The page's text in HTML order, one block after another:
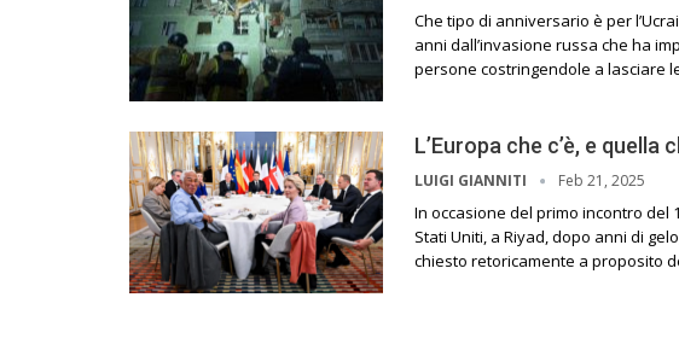
Che tipo di anniversario è per
anni dall’invasione russa che ha
persone costringendole a lasciare
L’Europa che c’è, e quella
LUIGI GIANNITI Feb 21, 2025
In occasione del primo incontro del
Stati Uniti, a Riyad, dopo anni di
chiesto retoricamente a proposito